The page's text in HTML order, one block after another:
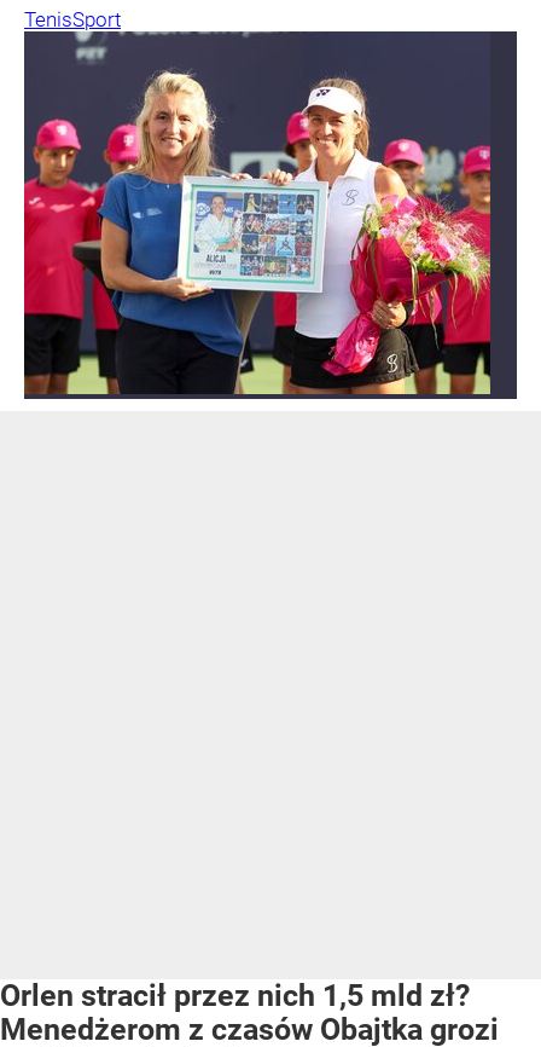
TenisSport
Orlen stracił przez nich 1,5 mld zł?
Menedżerom z czasów Obajtka grozi